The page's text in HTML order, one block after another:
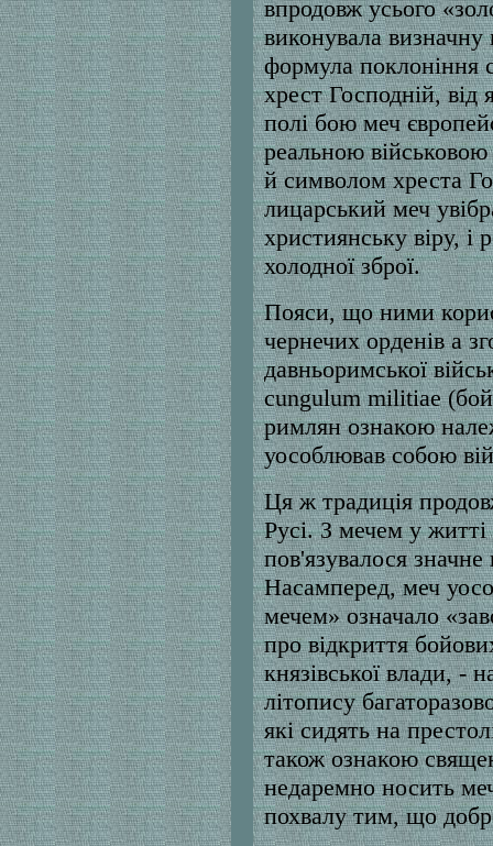
впродовж усього
виконувала визначну
формула поклоніння
хрест Господній,
полі бою меч
реальною військовою
й символом хреста
лицарський меч
християнську віру, і
холодної зброї.
Пояси, що ними
чернечих орденів а
давньоримської
cungulum militiae
римлян ознакою
уособлював собою
Ця ж традиція
Русі. З мечем у житті
пов'язувалося значне
Насамперед, меч
мечем» означало
про відкриття
князівської влади, -
літопису
які сидять на
також ознакою
недаремно носить
похвалу тим, що